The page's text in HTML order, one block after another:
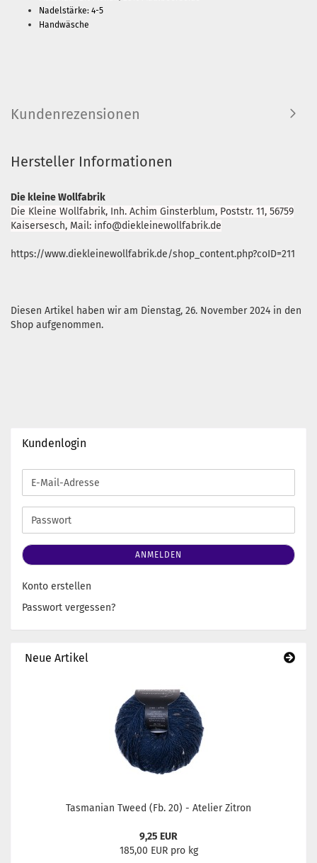
Nadelstärke: 4-5
Handwäsche
Kundenrezensionen
Hersteller Informationen
Die kleine Wollfabrik
Die Kleine Wollfabrik, Inh. Achim Ginsterblum, Poststr. 11, 56759
Kaisersesch, Mail: info@diekleinewollfabrik.de
https://www.diekleinewollfabrik.de/shop_content.php?coID=211
Diesen Artikel haben wir am Dienstag, 26. November 2024 in den
Shop aufgenommen.
Kundenlogin
E-
Mail-
Adresse
Passwort
ANMELDEN
Konto erstellen
Passwort vergessen?
Neue Artikel
Tasmanian Tweed (Fb. 20) - Atelier Zitron
9,25 EUR
185,00 EUR pro kg